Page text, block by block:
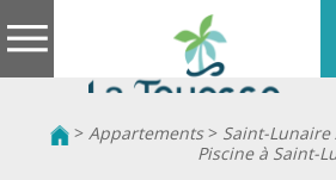
> Appartements> Saint-
Piscine à Saint-